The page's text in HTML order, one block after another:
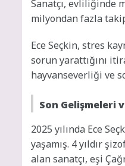
Sanatçı, evliliğinde
milyondan fazla
Ece Seçkin, stres
sorun yarattığını
hayvanseverliği ve
Son Gelişmeleri
2025 yılında Ece
yaşamış. 4 yıldır
alan sanatçı, eşi